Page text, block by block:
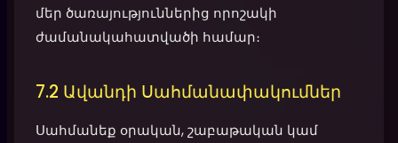
մեր ծառայություններից որոշակի
ժամանակահատվածի համար։
7.2 Ավանդի Սահմանափակումներ
Սահմանեք օրական, շաբաթական կամ